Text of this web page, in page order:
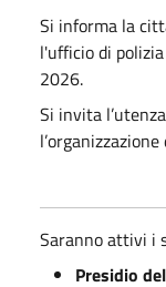
Si informa la
l'ufficio di
2026.
Si invita
Saranno attivi i
Presidio